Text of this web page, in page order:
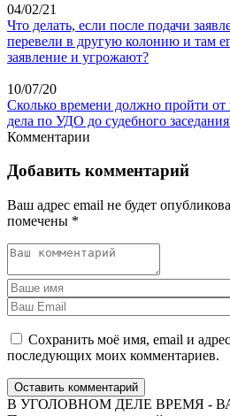
04/02/21
Что делать, если после подачи
перевели в другую колонию и там
заявление и угрожают?
10/07/20
Сколько времени должно пройти от
дела по УДО до судебного
Комментарии
Добавить комментарий
Ваш адрес email не будет
помечены *
Сохранить моё имя, email и
последующих моих комментариев.
Оставить комментарий
В УГОЛОВНОМ ДЕЛЕ ВРЕМЯ -